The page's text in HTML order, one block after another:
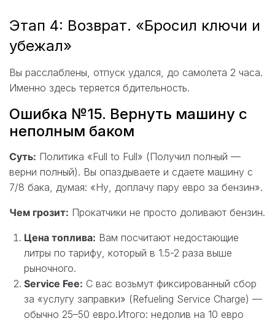
Этап 4: Возврат. «Бросил ключи и
убежал»
Вы расслаблены, отпуск удался, до самолета 2 часа.
Именно здесь теряется бдительность.
Ошибка №15. Вернуть машину с
неполным баком
Суть: Политика «Full to Full» (Получил полный —
верни полный). Вы опаздываете и сдаете машину с
7/8 бака, думая: «Ну, доплачу пару евро за бензин».
Чем грозит: Прокатчики не просто доливают бензин.
Цена топлива: Вам посчитают недостающие
литры по тарифу, который в 1.5-2 раза выше
рыночного.
Service Fee: С вас возьмут фиксированный сбор
за «услугу заправки» (Refueling Service Charge) —
обычно 25–50 евро.Итого: недолив на 10 евро